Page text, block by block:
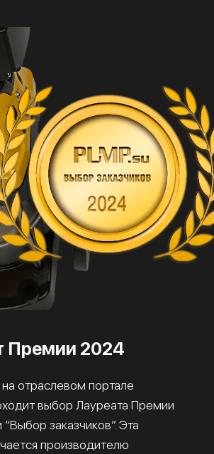
Премии 2024
отраслевом портале
выбор Лауреата Премии
заказчиков”. Эта
производителю